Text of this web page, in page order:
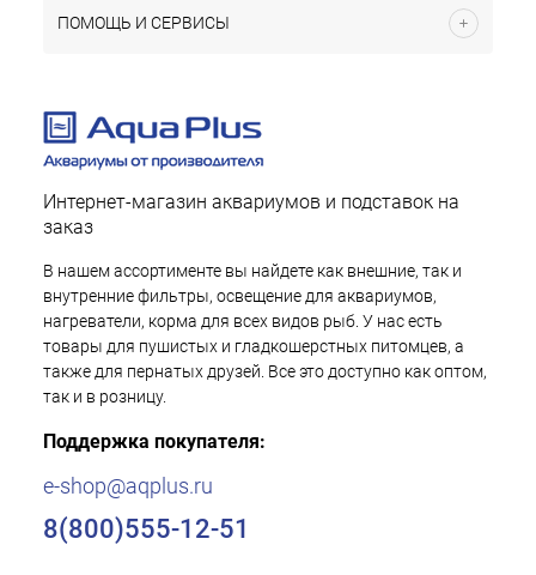
ПОМОЩЬ И СЕРВИСЫ
Интернет-магазин аквариумов и подставок на
заказ
В нашем ассортименте вы найдете как внешние, так и
внутренние фильтры, освещение для аквариумов,
нагреватели, корма для всех видов рыб. У нас есть
товары для пушистых и гладкошерстных питомцев, а
также для пернатых друзей. Все это доступно как оптом,
так и в розницу.
Поддержка покупателя:
e-shop@aqplus.ru
8(800)555-12-51